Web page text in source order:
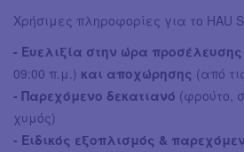
Χρήσιμες πληροφορίες για το HAU
- Ευελιξία στην ώρα προσέλευσης
09:00 π.μ.) και αποχώρησης (από
- Παρεχόμενο δεκατιανό (φρούτo,
χυμός)
- Ειδικός εξοπλισμός &